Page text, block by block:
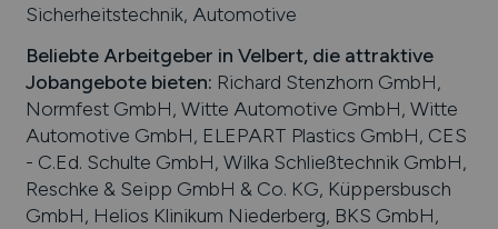
Sicherheitstechnik, Automotive
Beliebte Arbeitgeber in Velbert, die attraktive
Jobangebote bieten: Richard Stenzhorn GmbH,
Normfest GmbH, Witte Automotive GmbH, Witte
Automotive GmbH, ELEPART Plastics GmbH, CES
- C.Ed. Schulte GmbH, Wilka Schließtechnik GmbH,
Reschke & Seipp GmbH & Co. KG, Küppersbusch
GmbH, Helios Klinikum Niederberg, BKS GmbH,